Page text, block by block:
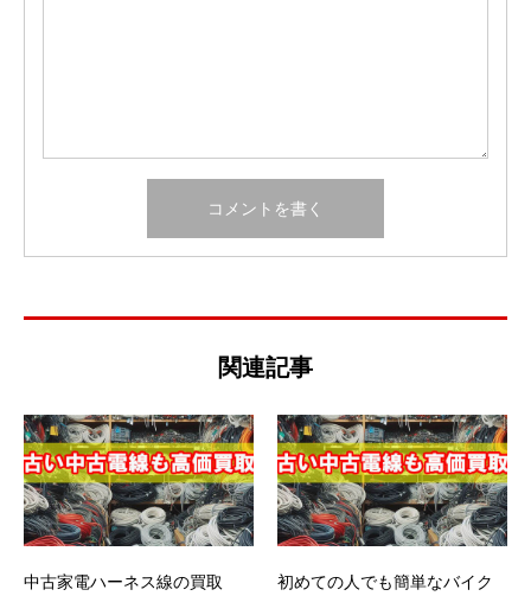
関連記事
中古家電ハーネス線の買取
初めての人でも簡単なバイク